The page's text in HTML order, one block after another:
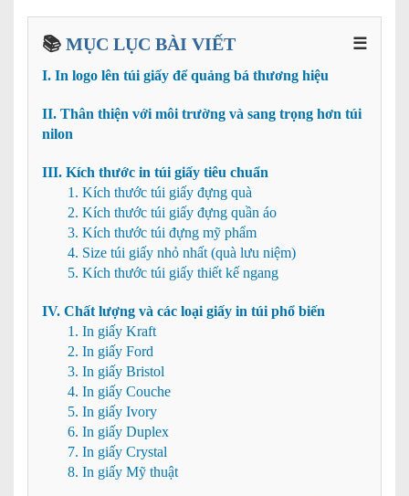
📚 MỤC LỤC BÀI VIẾT ☰
I. In logo lên túi giấy để quảng bá thương hiệu
II. Thân thiện với môi trường và sang trọng hơn túi
nilon
III. Kích thước in túi giấy tiêu chuẩn
1. Kích thước túi giấy đựng quà
2. Kích thước túi giấy đựng quần áo
3. Kích thước túi đựng mỹ phẩm
4. Size túi giấy nhỏ nhất (quà lưu niệm)
5. Kích thước túi giấy thiết kế ngang
IV. Chất lượng và các loại giấy in túi phổ biến
1. In giấy Kraft
2. In giấy Ford
3. In giấy Bristol
4. In giấy Couche
5. In giấy Ivory
6. In giấy Duplex
7. In giấy Crystal
8. In giấy Mỹ thuật